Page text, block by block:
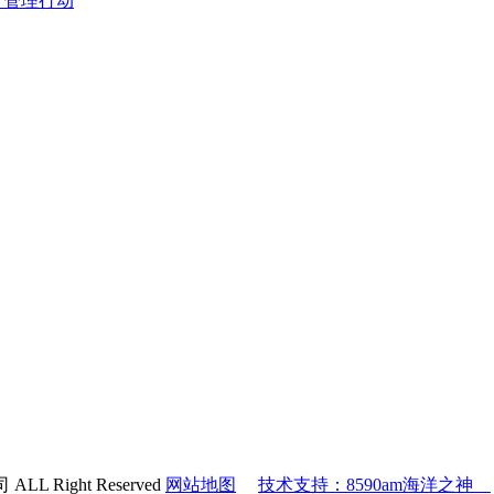
ALL Right Reserved 网站地图 技术支持：8590am海洋之神